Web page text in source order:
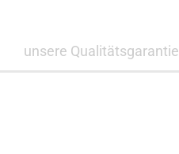
unsere Qualitätsgarantie